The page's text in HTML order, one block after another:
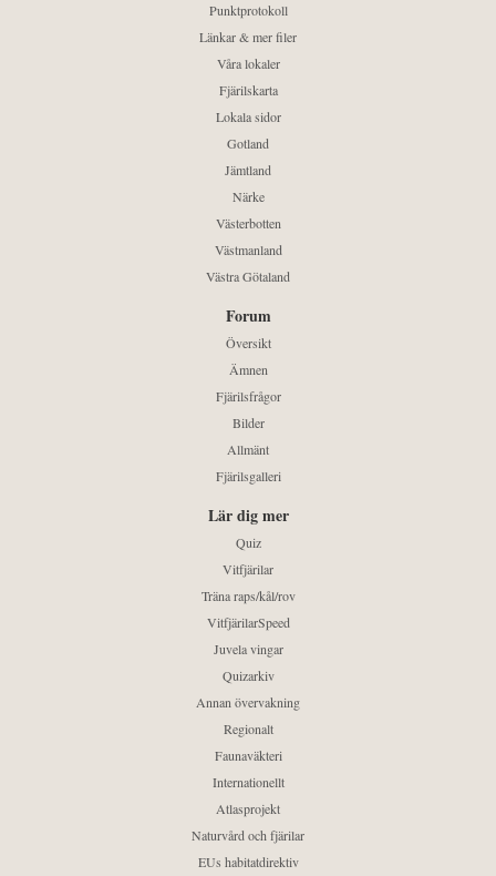
Punktprotokoll
Länkar & mer filer
Våra lokaler
Fjärilskarta
Lokala sidor
Gotland
Jämtland
Närke
Västerbotten
Västmanland
Västra Götaland
Forum
Översikt
Ämnen
Fjärilsfrågor
Bilder
Allmänt
Fjärilsgalleri
Lär dig mer
Quiz
Vitfjärilar
Träna raps/kål/rov
VitfjärilarSpeed
Juvela vingar
Quizarkiv
Annan övervakning
Regionalt
Faunaväkteri
Internationellt
Atlasprojekt
Naturvård och fjärilar
EUs habitatdirektiv